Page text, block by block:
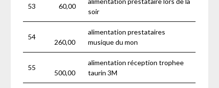
53 60,00
soir
54
260,00
alimentation prestataires
musique du mon
55
500,00
alimentation réception trophee
taurin 3M